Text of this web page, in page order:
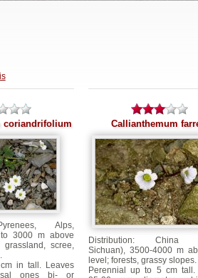
coriandrifolium
Alps,
3000 m above
scree,
in tall. Leaves
ones bi- or
Callianthemum
Distribution: China
Sichuan), 3500-4000 m
level; forests, grassy slopes.
Perennial up to 5 cm tall.